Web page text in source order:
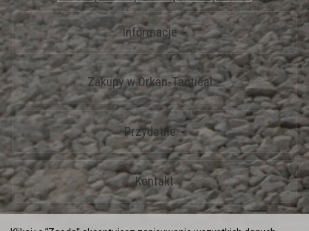
Informacje
Zakupy w Orkan-Tactical
Przydatne
Kontakt
*) brutto + koszty dostawy